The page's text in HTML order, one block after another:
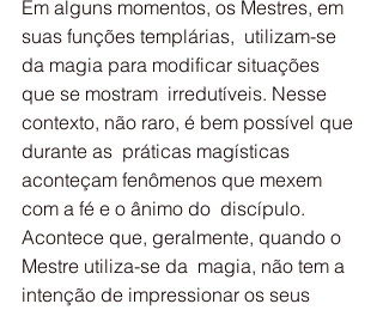
Em alguns momentos, os Mestres, em
suas funções templárias,  utilizam-se
da magia para modificar situações
que se mostram  irredutíveis. Nesse
contexto, não raro, é bem possível que
durante as  práticas magísticas
aconteçam fenômenos que mexem
com a fé e o ânimo do  discípulo.
Acontece que, geralmente, quando o
Mestre utiliza-se da  magia, não tem a
intenção de impressionar os seus